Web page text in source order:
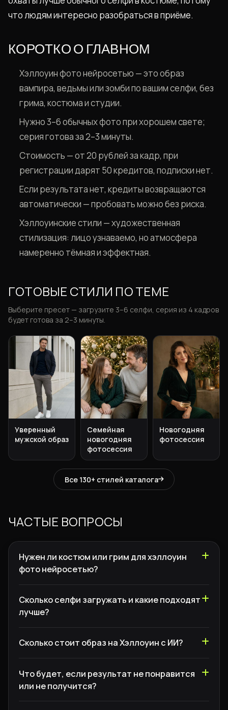
что людям интересно разобраться в приёме.
КОРОТКО О ГЛАВНОМ
Хэллоуин фото нейросетью — это образ
вампира, ведьмы или зомби по вашим селфи, без
грима, костюма и студии.
Нужно 3–6 обычных фото при хорошем свете;
серия готова за 2–3 минуты.
Стоимость — от 20 рублей за кадр, при
регистрации дарят 50 кредитов, подписки нет.
Если результата нет, кредиты возвращаются
автоматически — пробовать можно без риска.
Хэллоуинские стили — художественная
стилизация: лицо узнаваемо, но атмосфера
намеренно тёмная и эффектная.
ГОТОВЫЕ СТИЛИ ПО ТЕМЕ
Выберите пресет — загрузите 3–6 селфи, серия из 4 кадров
будет готова за 2–3 минуты.
Уверенный
мужской образ
Семейная
новогодняя
фотосессия
Новогодняя
фотосессия
Все 130+ стилей каталога
ЧАСТЫЕ ВОПРОСЫ
Нужен ли костюм или грим для хэллоуин
фото нейросетью?
Сколько селфи загружать и какие подходят
лучше?
Сколько стоит образ на Хэллоуин с ИИ?
Что будет, если результат не понравится
или не получится?